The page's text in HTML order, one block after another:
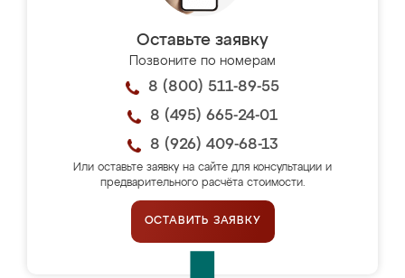
Оставьте заявку
Позвоните по номерам
8 (800) 511-89-55
8 (495) 665-24-01
8 (926) 409-68-13
Или оставьте заявку на сайте для консультации и
предварительного расчёта стоимости.
ОСТАВИТЬ ЗАЯВКУ